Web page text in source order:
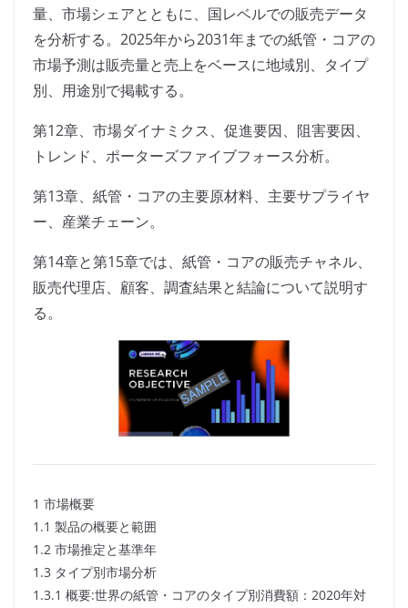
量、市場シェアとともに、国レベルでの販売データ
を分析する。2025年から2031年までの紙管・コアの
市場予測は販売量と売上をベースに地域別、タイプ
別、用途別で掲載する。
第12章、市場ダイナミクス、促進要因、阻害要因、
トレンド、ポーターズファイブフォース分析。
第13章、紙管・コアの主要原材料、主要サプライヤ
ー、産業チェーン。
第14章と第15章では、紙管・コアの販売チャネル、
販売代理店、顧客、調査結果と結論について説明す
る。
1 市場概要
1.1 製品の概要と範囲
1.2 市場推定と基準年
1.3 タイプ別市場分析
1.3.1 概要:世界の紙管・コアのタイプ別消費額：2020年対